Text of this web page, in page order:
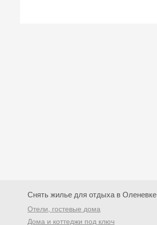
Снять жилье для отдыха в Оленевке
Отели, гостевые дома
Дома и коттеджи под ключ